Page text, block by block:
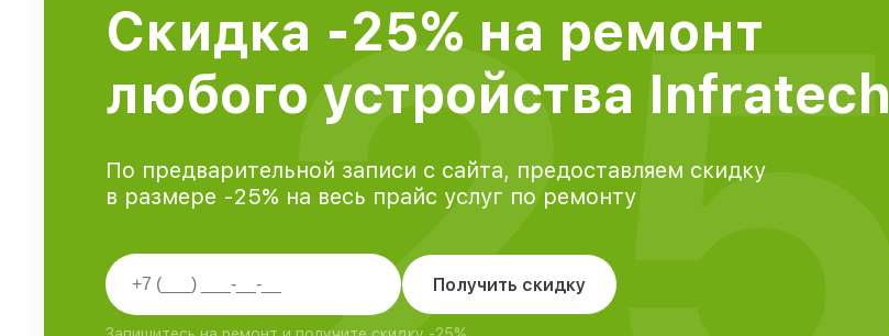
Скидка -25% на ремонт
любого устройства Infratech
По предварительной записи с сайта, предоставляем скидку
в размере -25% на весь прайс услуг по ремонту
Получить скидку